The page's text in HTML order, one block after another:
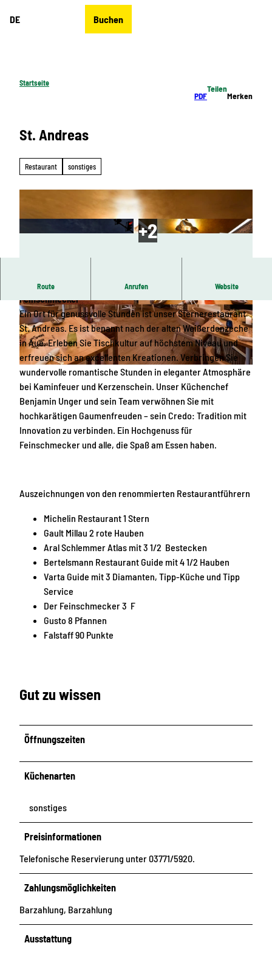
DE Buchen
Startseite
PDF
Teilen
Merken
St. Andreas
Restaurant sonstiges
© Hotel Blauer Engel, Hotel Blauer Engel |CC-BY-SA
© Hotel Blauer Engel, Hotel Blauer Engel |
CC-BY-SA
© Hotel Blauer Engel, Hotel Blauer Engel, Andr
eas Wetzel |CC-BY-SA
Route Anrufen Website
Tischkultur auf höchstem Niveau - Ein Hochgenuss für
Feinschmecker
Ein Ort für genussvolle Stunden ist unser Sternerestaurant
St. Andreas. Es ist benannt nach der alten Weißerdenzeche
in Aue. Erleben Sie Tischkultur auf höchstem Niveau und
erfreuen sich an excellenten Kreationen. Verbringen Sie
wundervolle romantische Stunden in eleganter Atmosphäre
bei Kaminfeuer und Kerzenschein. Unser Küchenchef
Benjamin Unger und sein Team verwöhnen Sie mit
hochkarätigen Gaumenfreuden – sein Credo: Tradition mit
Innovation zu verbinden. Ein Hochgenuss für
Feinschmecker und alle, die Spaß am Essen haben.
Auszeichnungen von den renommierten Restaurantführern
Michelin Restaurant 1 Stern
Gault Millau 2 rote Hauben
Aral Schlemmer Atlas mit 3 1/2 Bestecken
Bertelsmann Restaurant Guide mit 4 1/2 Hauben
Varta Guide mit 3 Diamanten, Tipp-Küche und Tipp
Service
Der Feinschmecker 3 F
Gusto 8 Pfannen
Falstaff 90 Punkte
Gut zu wissen
Öffnungszeiten
Küchenarten
sonstiges
Preisinformationen
Telefonische Reservierung unter 03771/5920.
Zahlungsmöglichkeiten
Barzahlung, Barzahlung
Ausstattung